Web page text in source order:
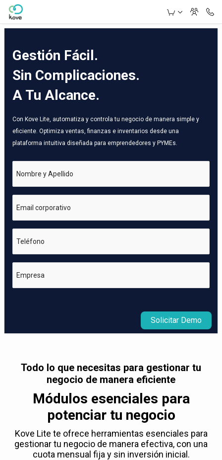
Skip to Main Content
Gestión Fácil.
Sin Complicaciones.
A Tu Alcance.
Con Kove Lite, automatiza y controla tu negocio de manera simple y
eficiente. Optimiza ventas, finanzas e inventarios desde una
plataforma intuitiva diseñada para emprendedores y PYMEs.
Nombre y Apellido
Email corporativo
Teléfono
Empresa
Solicitar Demo
Todo lo que necesitas para gestionar tu
negocio de manera eficiente
Módulos esenciales para
potenciar tu negocio
Kove Lite te ofrece herramientas esenciales para
gestionar tu negocio de manera efectiva, con una
cuota mensual fija y sin inversión inicial.